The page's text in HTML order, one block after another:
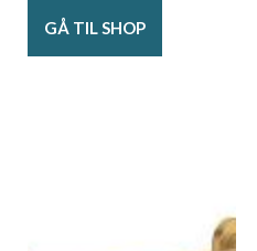
GÅ TIL SHOP